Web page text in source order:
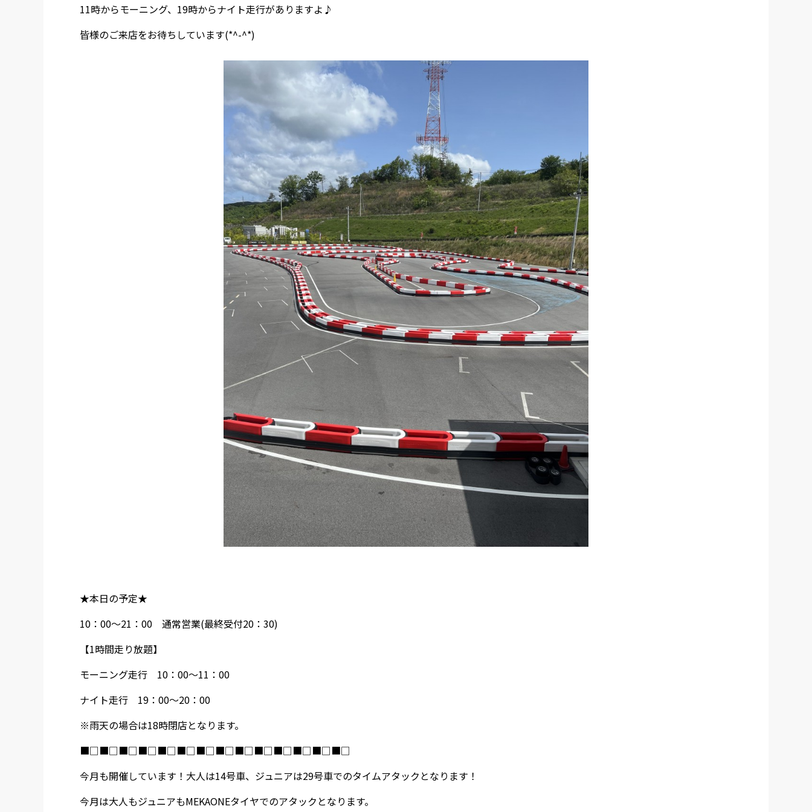
11時からモーニング、19時からナイト走行がありますよ♪
皆様のご来店をお待ちしています(*^-^*)
★本日の予定★
10：00～21：00 通常営業(最終受付20：30)
【1時間走り放題】
モーニング走行 10：00～11：00
ナイト走行 19：00～20：00
※雨天の場合は18時閉店となります。
■□■□■□■□■□■□■□■□■□■□■□■□■□■□
今月も開催しています！大人は14号車、ジュニアは29号車でのタイムアタックとなります！
今月は大人もジュニアもMEKAONEタイヤでのアタックとなります。